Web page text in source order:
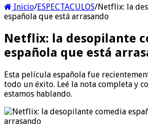
Inicio/ESPECTACULOS/Netflix: la
española que está arrasando
Netflix: la desopilante
española que está
Esta película española fue
todo un éxito. Leé la nota completa y
estamos hablando.